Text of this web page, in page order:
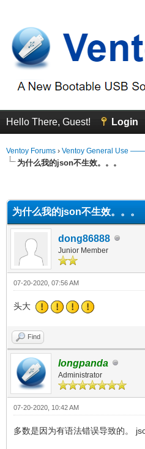
Hello There, Guest! Login
Ventoy Forums › Ventoy General Use ——
为什么我的json不生效。。。
为什么我的json不生效。。。
dong86888
Junior Member
07-20-2020, 07:56 AM
头大
Find
longpanda
Administrator
07-20-2020, 10:42 AM
多数是因为有语法错误导致的。